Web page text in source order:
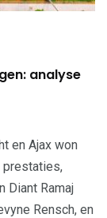
analyse
en Ajax won
prestaties,
Diant Ramaj
Rensch, en